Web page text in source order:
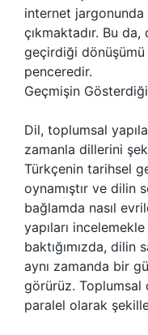
internet jargonunda
çıkmaktadır. Bu
geçirdiği
penceredir.
Geçmişin
Dil, toplumsal
zamanla dillerini
Türkçenin tarihsel
oynamıştır ve dilin
bağlamda nasıl
yapıları
baktığımızda, dilin
aynı zamanda bir
görürüz. Toplumsal
paralel olarak